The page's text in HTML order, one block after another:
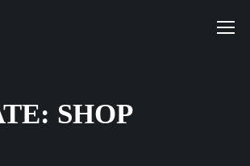
SHOP